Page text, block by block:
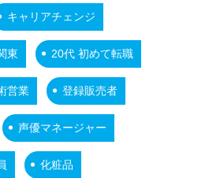
キャリアチェンジ
東 20代 初めて転職
営業 登録販売者
声優マネージャー
化粧品